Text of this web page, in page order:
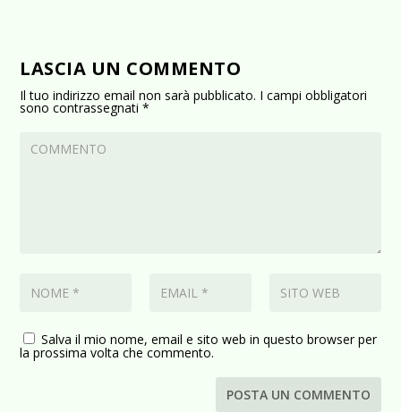
LASCIA UN COMMENTO
Il tuo indirizzo email non sarà pubblicato. I campi obbligatori
sono contrassegnati*
Salva il mio nome, email e sito web in questo browser per
la prossima volta che commento.